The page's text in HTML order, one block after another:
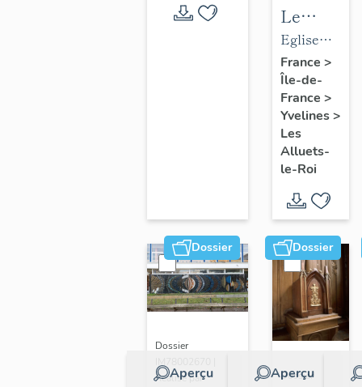
Le
mobilier
de
l'église
Saint-
Nicolas
Eglise
paroissiale
Saint-
Nicolas
France >
Île-de-
France >
Yvelines>
Les
Alluets-
le-Roi
Dossier
Aperçu
Dossier
IM78002670 |
Réalisé par
Dossier
Aperçu
Dossier